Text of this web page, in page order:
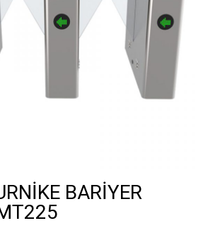
BARİYER